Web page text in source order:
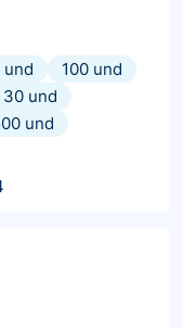
und
100 und
30 und
und